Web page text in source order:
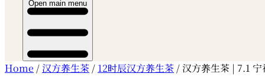
Open main menu
Home / 汉方养生茶 / 12时辰汉方养生茶 / 汉方养生茶 | 7.1 宁